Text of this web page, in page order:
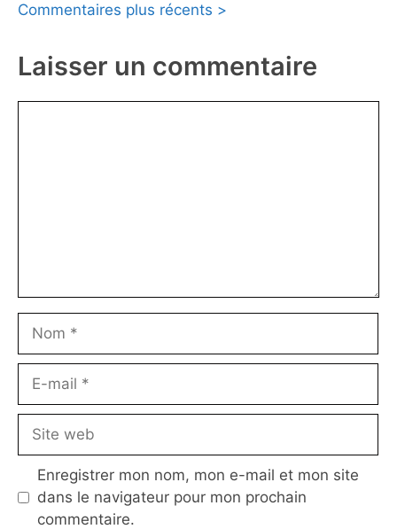
commentaires
Commentaires plus récents >
Laisser un commentaire
Nom
Site
web
Enregistrer mon nom, mon e-mail et mon site
dans le navigateur pour mon prochain
commentaire.